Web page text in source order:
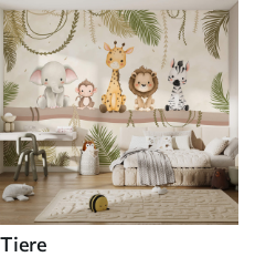
Tiere